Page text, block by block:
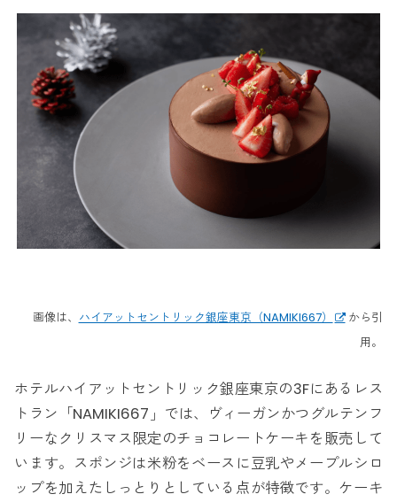
画像は、 ハイアットセントリック銀座東京（NAMIKI667）
から引
用。
ホテルハイアットセントリック銀座東京の3Fにあるレス
トラン「NAMIKI667」では、ヴィーガンかつグルテンフ
リーなクリスマス限定のチョコレートケーキを販売して
います。スポンジは米粉をベースに豆乳やメープルシロ
ップを加えたしっとりとしている点が特徴です。ケーキ